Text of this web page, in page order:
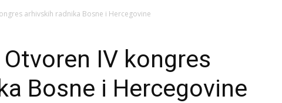
arhivskih radnika Bosne i Hercegovine
IV kongres
Bosne i Hercegovine